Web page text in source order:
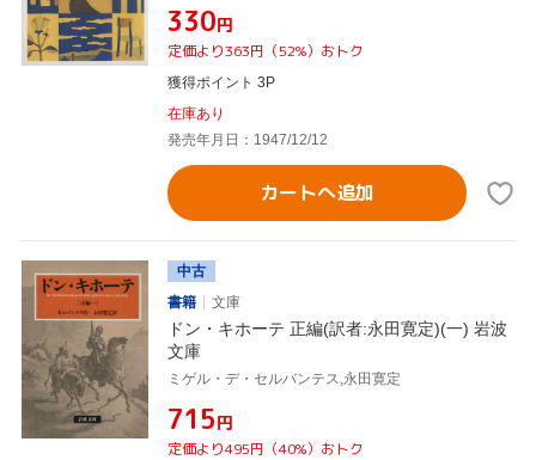
¥330円
定価より363円（52%）おトク
獲得ポイント 3P
在庫あり
発売年月日：1947/12/12
カートへ追加
中古
書籍
文庫
ドン・キホーテ 正編(訳者:永田寛定)(一) 岩波
文庫
ミゲル・デ・セルバンテス,永田寛定
¥715円
定価より495円（40%）おトク